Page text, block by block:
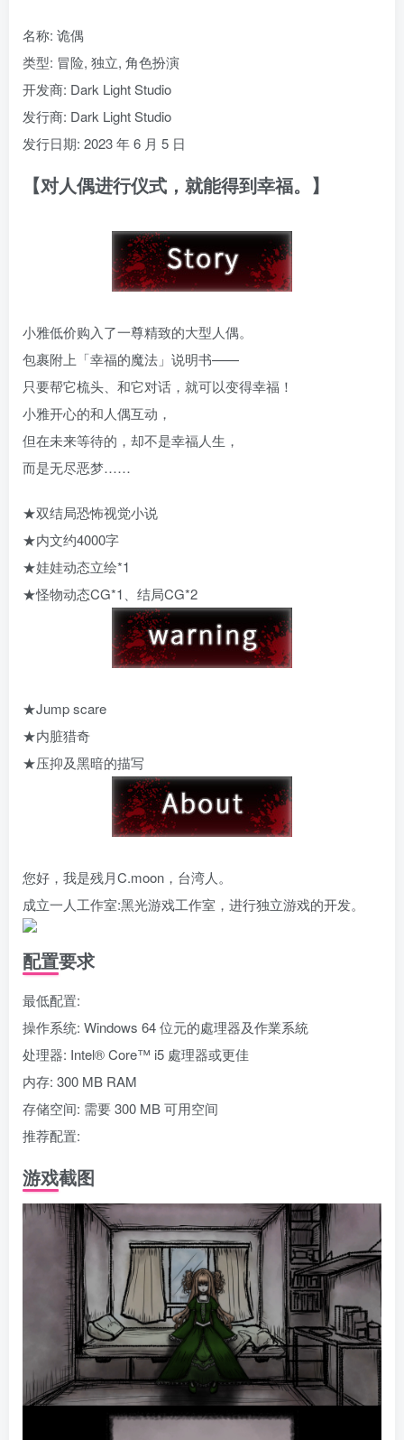
名称: 诡偶
类型: 冒险, 独立, 角色扮演
开发商: Dark Light Studio
发行商: Dark Light Studio
发行日期: 2023 年 6 月 5 日
【对人偶进行仪式，就能得到幸福。】
小雅低价购入了一尊精致的大型人偶。
包裹附上「幸福的魔法」说明书——
只要帮它梳头、和它对话，就可以变得幸福！
小雅开心的和人偶互动，
但在未来等待的，却不是幸福人生，
而是无尽恶梦……
★双结局恐怖视觉小说
★内文约4000字
★娃娃动态立绘*1
★怪物动态CG*1、结局CG*2
★Jump scare
★内脏猎奇
★压抑及黑暗的描写
您好，我是残月C.moon，台湾人。
成立一人工作室:黑光游戏工作室，进行独立游戏的开发。
配置要求
最低配置:
操作系统: Windows 64 位元的處理器及作業系統
处理器: Intel® Core™ i5 處理器或更佳
内存: 300 MB RAM
存储空间: 需要 300 MB 可用空间
推荐配置:
游戏截图